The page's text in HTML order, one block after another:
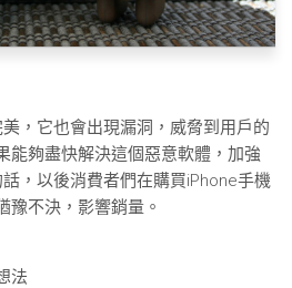
，它也會出現漏洞，威脅到用戶的
能夠盡快解決這個惡意軟體，加強
，以後消費者們在購買iPhone手機
豫不決，影響銷量。
法